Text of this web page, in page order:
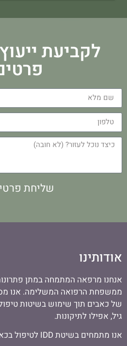
לקביעת
שליחת
אודותינו
אנחנו מרפאה המתמחה במתן
ממשפחת הרפואה המשלימה. אנו
של כאבים תוך שימוש בשיטות
גיל, אפילו לתיקונות.
אנו מתמחים בשיטת IDD לטיפול בכאבי גב ועמוד שדרה.